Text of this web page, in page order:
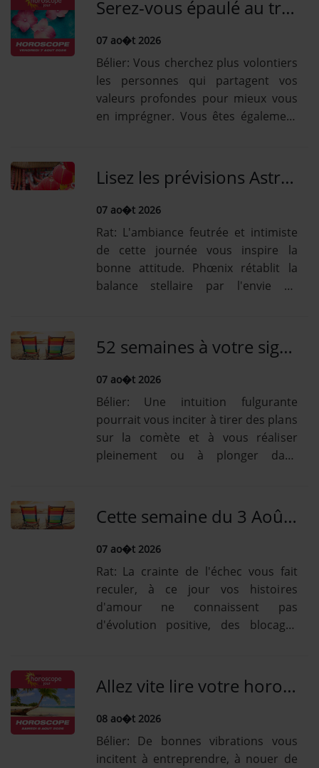
suiteBoeuf: Bien que la situation
semble encore un...
Serez-vous épaulé au travail en cette journée du 7 Août? Le savoir avec notre horoscope quotidien gratuit!
07 ao�t 2026
Bélier: Vous cherchez plus volontiers
les personnes qui partagent vos
valeurs profondes pour mieux vous
en imprégner. Vous êtes également
Que du [...] Lire la suiteTaureau: Vous
allez spontanément donner à croire
que...
Lisez les prévisions Astro en amour, argent, forme, travail, famille, vie-sociale de ce vendredi 7 Août!
07 ao�t 2026
Rat: L'ambiance feutrée et intimiste
de cette journée vous inspire la
bonne attitude. Phœnix rétablit la
balance stellaire par l'envie de
abordez [...] Lire la suiteBoeuf: Un
rien sentimental, vous aurez
tendance...
52 semaines à votre signe pour tout savoir en Amour, Forme, Argent et Travail! Voir celle du 3 Août!
07 ao�t 2026
Bélier: Une intuition fulgurante
pourrait vous inciter à tirer des plans
sur la comète et à vous réaliser
pleinement ou à plonger dans
humains, enfume les [...] Lire la
suiteTaureau: Vous avez du mal à
vous discipliner,...
Cette semaine du 3 Août: l'horoscope hebdo chinois est gratuit et complet pour les 12 signes chinois!
07 ao�t 2026
Rat: La crainte de l'échec vous fait
reculer, à ce jour vos histoires
d'amour ne connaissent pas
d'évolution positive, des blocages
des influences positives sonnent [...]
Lire la suiteBoeuf: Les relations
amoureuses se...
Allez vite lire votre horoscope: il est disponible et gratuit pour ce samedi 8 Août!
08 ao�t 2026
Bélier: De bonnes vibrations vous
incitent à entreprendre, à nouer de